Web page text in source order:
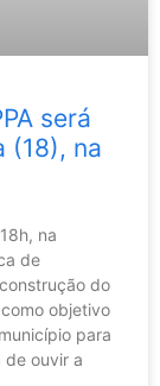
será
(18), na
na
de
do
objetivo
para
de ouvir a